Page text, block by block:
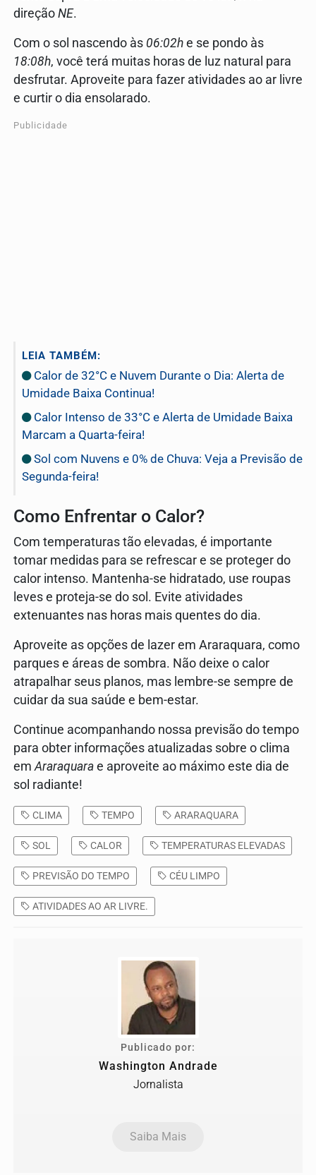
direção NE.
Com o sol nascendo às 06:02h e se pondo às
18:08h, você terá muitas horas de luz natural para
desfrutar. Aproveite para fazer atividades ao ar livre
e curtir o dia ensolarado.
Publicidade
LEIA TAMBÉM:
Calor de 32°C e Nuvem Durante o Dia: Alerta de
Umidade Baixa Continua!
Calor Intenso de 33°C e Alerta de Umidade Baixa
Marcam a Quarta-feira!
Sol com Nuvens e 0% de Chuva: Veja a Previsão de
Segunda-feira!
Como Enfrentar o Calor?
Com temperaturas tão elevadas, é importante
tomar medidas para se refrescar e se proteger do
calor intenso. Mantenha-se hidratado, use roupas
leves e proteja-se do sol. Evite atividades
extenuantes nas horas mais quentes do dia.
Aproveite as opções de lazer em Araraquara, como
parques e áreas de sombra. Não deixe o calor
atrapalhar seus planos, mas lembre-se sempre de
cuidar da sua saúde e bem-estar.
Continue acompanhando nossa previsão do tempo
para obter informações atualizadas sobre o clima
em Araraquara e aproveite ao máximo este dia de
sol radiante!
CLIMA TEMPO ARARAQUARA
SOL CALOR TEMPERATURAS ELEVADAS
PREVISÃO DO TEMPO CÉU LIMPO
ATIVIDADES AO AR LIVRE.
Publicado por:
Washington Andrade
Jornalista
Saiba Mais